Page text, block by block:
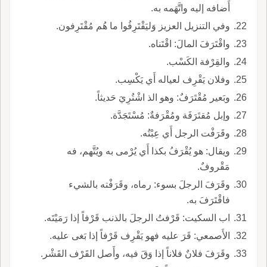
أَضافه إليه واتَّهَمه به.
وفي التنزيل العزيز وَليَقْتَرِفُوا ما هُم مُقْتَرِفون.
واقْتَرَفَ المالَ: اقْتَناه.
والقِرْفة الكَسْب.
وفلان يَقْرِف لعياله أَي يَكْسِب.
وبَعير مُقْتَرَفٌ: وهو الذ اشْتُرِيَ حَديثاً.
وإبل مُقتَرَفَة ومُقْرَفةٌ: مُسْتَجَدَّة.
وقَرَفْت الرجل أَي عِبْتُه.
ويقال: هو يُقْرَفُ بكذا أَي يُرْمى به ويُتَّهم، فه
مَقْروفٌ.
وقَرَفَ الرجلَ بسوء: رماه، وقَرَفْته بالشيء
فاقْتَرَفَ به.
اب السكيت: قَرْفتُ الرجلَ بالذنب قَرْفاً إذا رَمَيْتَه.
الأَصمعي: قَرَ عليه فهو يَقْرِف قَرْفاً إذا بَغى عليه.
وقَرَفَ فلانٌ فلاناً إذا وَقَ فيه، وأَصل القَرْف القَشْر.